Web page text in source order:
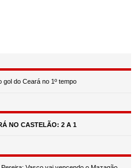
do Ceará no 1º tempo
NO CASTELÃO: 2 A 1